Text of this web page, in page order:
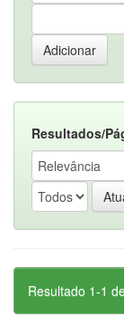
Resultados/
Resultado 1-1